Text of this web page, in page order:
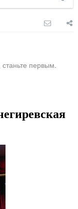
первым.